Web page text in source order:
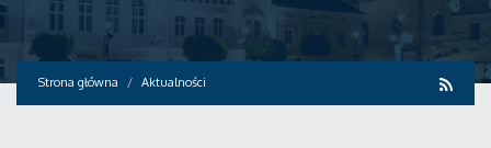
Strona główna Aktualności